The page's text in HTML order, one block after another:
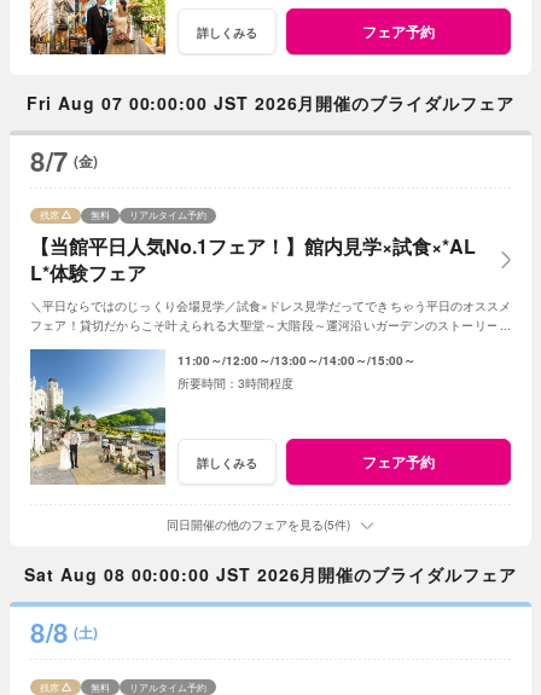
詳しくみる フェア予約
Fri Aug 07 00:00:00 JST 2026月開催のブライダルフェア
8/7 (金)
【当館平日人気No.1フェア！】館内見学×試食×*AL
L*体験フェア
残席 無料 リアルタイム予約
＼平日ならではのじっくり会場見学／試食×ドレス見学だってできちゃう平日のオススメ
フェア！貸切だからこそ叶えられる大聖堂～大階段～運河沿いガーデンのストーリーを
11:00～ 12:00～ 13:00～ 14:00～ 15:00～
3時間程度
詳しくみる フェア予約
同日開催の他のフェアを見る(5件)
Sat Aug 08 00:00:00 JST 2026月開催のブライダルフェア
8/8 (土)
残席 無料 リアルタイム予約